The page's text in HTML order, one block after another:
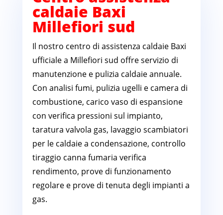
caldaie Baxi
Millefiori sud
Il nostro centro di assistenza caldaie Baxi
ufficiale a Millefiori sud offre servizio di
manutenzione e pulizia caldaie annuale.
Con analisi fumi, pulizia ugelli e camera di
combustione, carico vaso di espansione
con verifica pressioni sul impianto,
taratura valvola gas, lavaggio scambiatori
per le caldaie a condensazione, controllo
tiraggio canna fumaria verifica
rendimento, prove di funzionamento
regolare e prove di tenuta degli impianti a
gas.